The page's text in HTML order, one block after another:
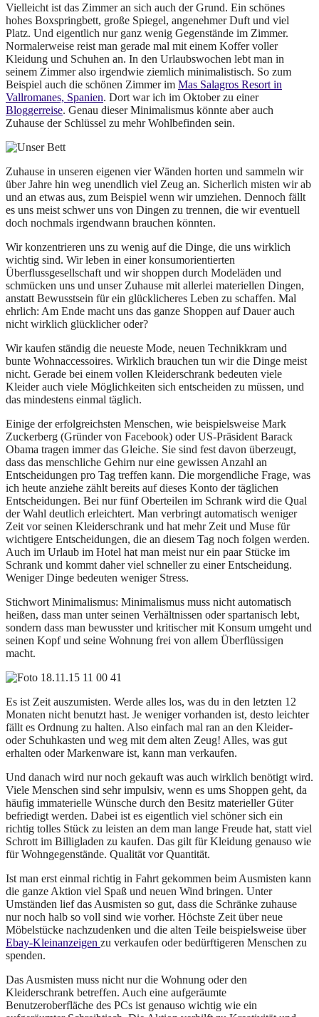
Vielleicht ist das Zimmer an sich auch der Grund. Ein schönes
hohes Boxspringbett, große Spiegel, angenehmer Duft und viel
Platz. Und eigentlich nur ganz wenig Gegenstände im Zimmer.
Normalerweise reist man gerade mal mit einem Koffer voller
Kleidung und Schuhen an. In den Urlaubswochen lebt man in
seinem Zimmer also irgendwie ziemlich minimalistisch. So zum
Beispiel auch die schönen Zimmer im Mas Salagros Resort in
Vallromanes, Spanien. Dort war ich im Oktober zu einer
Bloggerreise. Genau dieser Minimalismus könnte aber auch
Zuhause der Schlüssel zu mehr Wohlbefinden sein.
Zuhause in unseren eigenen vier Wänden horten und sammeln wir
über Jahre hin weg unendlich viel Zeug an. Sicherlich misten wir ab
und an etwas aus, zum Beispiel wenn wir umziehen. Dennoch fällt
es uns meist schwer uns von Dingen zu trennen, die wir eventuell
doch nochmals irgendwann brauchen könnten.
Wir konzentrieren uns zu wenig auf die Dinge, die uns wirklich
wichtig sind. Wir leben in einer konsumorientierten
Überflussgesellschaft und wir shoppen durch Modeläden und
schmücken uns und unser Zuhause mit allerlei materiellen Dingen,
anstatt Bewusstsein für ein glücklicheres Leben zu schaffen. Mal
ehrlich: Am Ende macht uns das ganze Shoppen auf Dauer auch
nicht wirklich glücklicher oder?
Wir kaufen ständig die neueste Mode, neuen Technikkram und
bunte Wohnaccessoires. Wirklich brauchen tun wir die Dinge meist
nicht. Gerade bei einem vollen Kleiderschrank bedeuten viele
Kleider auch viele Möglichkeiten sich entscheiden zu müssen, und
das mindestens einmal täglich.
Einige der erfolgreichsten Menschen, wie beispielsweise Mark
Zuckerberg (Gründer von Facebook) oder US-Präsident Barack
Obama tragen immer das Gleiche. Sie sind fest davon überzeugt,
dass das menschliche Gehirn nur eine gewissen Anzahl an
Entscheidungen pro Tag treffen kann. Die morgendliche Frage, was
ich heute anziehe zählt bereits auf dieses Konto der täglichen
Entscheidungen. Bei nur fünf Oberteilen im Schrank wird die Qual
der Wahl deutlich erleichtert. Man verbringt automatisch weniger
Zeit vor seinen Kleiderschrank und hat mehr Zeit und Muse für
wichtigere Entscheidungen, die an diesem Tag noch folgen werden.
Auch im Urlaub im Hotel hat man meist nur ein paar Stücke im
Schrank und kommt daher viel schneller zu einer Entscheidung.
Weniger Dinge bedeuten weniger Stress.
Stichwort Minimalismus: Minimalismus muss nicht automatisch
heißen, dass man unter seinen Verhältnissen oder spartanisch lebt,
sondern dass man bewusster und kritischer mit Konsum umgeht und
seinen Kopf und seine Wohnung frei von allem Überflüssigen
macht.
Es ist Zeit auszumisten. Werde alles los, was du in den letzten 12
Monaten nicht benutzt hast. Je weniger vorhanden ist, desto leichter
fällt es Ordnung zu halten. Also einfach mal ran an den Kleider-
oder Schuhkasten und weg mit dem alten Zeug! Alles, was gut
erhalten oder Markenware ist, kann man verkaufen.
Und danach wird nur noch gekauft was auch wirklich benötigt wird.
Viele Menschen sind sehr impulsiv, wenn es ums Shoppen geht, da
häufig immaterielle Wünsche durch den Besitz materieller Güter
befriedigt werden. Dabei ist es eigentlich viel schöner sich ein
richtig tolles Stück zu leisten an dem man lange Freude hat, statt viel
Schrott im Billigladen zu kaufen. Das gilt für Kleidung genauso wie
für Wohngegenstände. Qualität vor Quantität.
Ist man erst einmal richtig in Fahrt gekommen beim Ausmisten kann
die ganze Aktion viel Spaß und neuen Wind bringen. Unter
Umständen lief das Ausmisten so gut, dass die Schränke zuhause
nur noch halb so voll sind wie vorher. Höchste Zeit über neue
Möbelstücke nachzudenken und die alten Teile beispielsweise über
Ebay-Kleinanzeigen zu verkaufen oder bedürftigeren Menschen zu
spenden.
Das Ausmisten muss nicht nur die Wohnung oder den
Kleiderschrank betreffen. Auch eine aufgeräumte
Benutzeroberfläche des PCs ist genauso wichtig wie ein